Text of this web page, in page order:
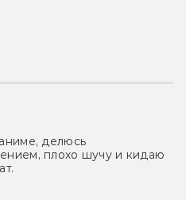
делюсь
плохо шучу и кидаю